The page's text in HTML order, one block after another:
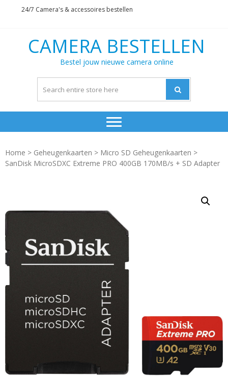
24/7 Camera's & accessoires bestellen
CAMERA BESTELLEN
Bestel jouw nieuwe camera online
Home > Geheugenkaarten > Micro SD Geheugenkaarten >
SanDisk MicroSDXC Extreme PRO 400GB 170MB/s + SD Adapter